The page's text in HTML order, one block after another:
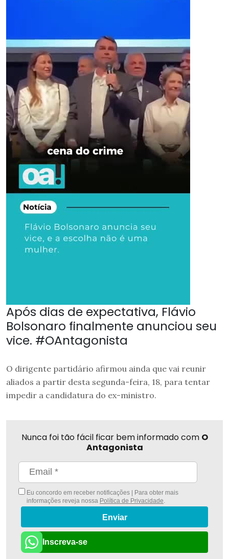
Após dias de expectativa, Flávio
Bolsonaro finalmente anunciou seu
vice. #OAntagonista
O dirigente partidário afirmou ainda que vai reunir
aliados a partir desta segunda-feira, 18, para tentar
impedir a candidatura do ex-ministro.
Nunca foi tão fácil ficar bem informado com O
Antagonista
Eu concordo em receber notificações | Para obter mais
informações reveja nossa Política de Privacidade.
Enviar
Inscreva-se